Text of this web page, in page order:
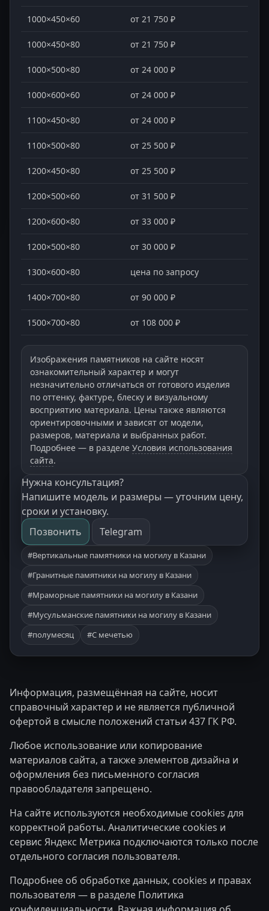
1000×450×60 от 21 750 ₽
1000×450×80 от 21 750 ₽
1000×500×80 от 24 000 ₽
1000×600×60 от 24 000 ₽
1100×450×80 от 24 000 ₽
1100×500×80 от 25 500 ₽
1200×450×80 от 25 500 ₽
1200×500×60 от 31 500 ₽
1200×600×80 от 33 000 ₽
1200×500×80 от 30 000 ₽
1300×600×80 цена по запросу
1400×700×80 от 90 000 ₽
1500×700×80 от 108 000 ₽
Изображения памятников на сайте носят
ознакомительный характер и могут
незначительно отличаться от готового изделия
по оттенку, фактуре, блеску и визуальному
восприятию материала. Цены также являются
ориентировочными и зависят от модели,
размеров, материала и выбранных работ.
Подробнее — в разделе Условия использования
сайта.
Нужна консультация?
Напишите модель и размеры — уточним цену,
сроки и установку.
Позвонить
Telegram
#Вертикальные памятники на могилу в Казани
#Гранитные памятники на могилу в Казани
#Мраморные памятники на могилу в Казани
#Мусульманские памятники на могилу в Казани
#полумесяц
#С мечетью
Информация, размещённая на сайте, носит
справочный характер и не является публичной
офертой в смысле положений статьи 437 ГК РФ.
Любое использование или копирование
материалов сайта, а также элементов дизайна и
оформления без письменного согласия
правообладателя запрещено.
На сайте используются необходимые cookies для
корректной работы. Аналитические cookies и
сервис Яндекс Метрика подключаются только после
отдельного согласия пользователя.
Подробнее об обработке данных, cookies и правах
пользователя — в разделе Политика